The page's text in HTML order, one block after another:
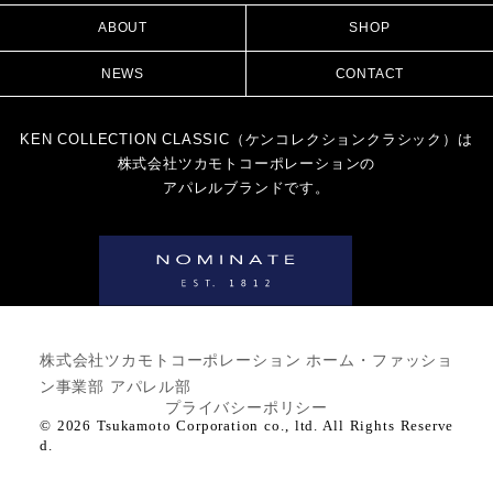
ABOUT SHOP
NEWS CONTACT
KEN COLLECTION CLASSIC（ケンコレクションクラシック）は
株式会社ツカモトコーポレーションの
アパレルブランドです。
株式会社ツカモトコーポレーション ホーム・ファッショ
ン事業部 アパレル部
プライバシーポリシー
© 2026 Tsukamoto Corporation co., ltd. All Rights Reserve
d.